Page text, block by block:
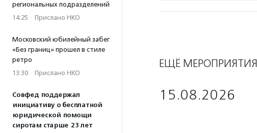
региональных подразделений
14:25 · Прислано НКО
Московский юбилейный забег
«Без границ» прошел в стиле
ретро
13:30 · Прислано НКО
Совфед поддержал
инициативу о бесплатной
юридической помощи
сиротам старше 23 лет
ЕЩЁ МЕРОПРИЯТИЯ
15.08.2026